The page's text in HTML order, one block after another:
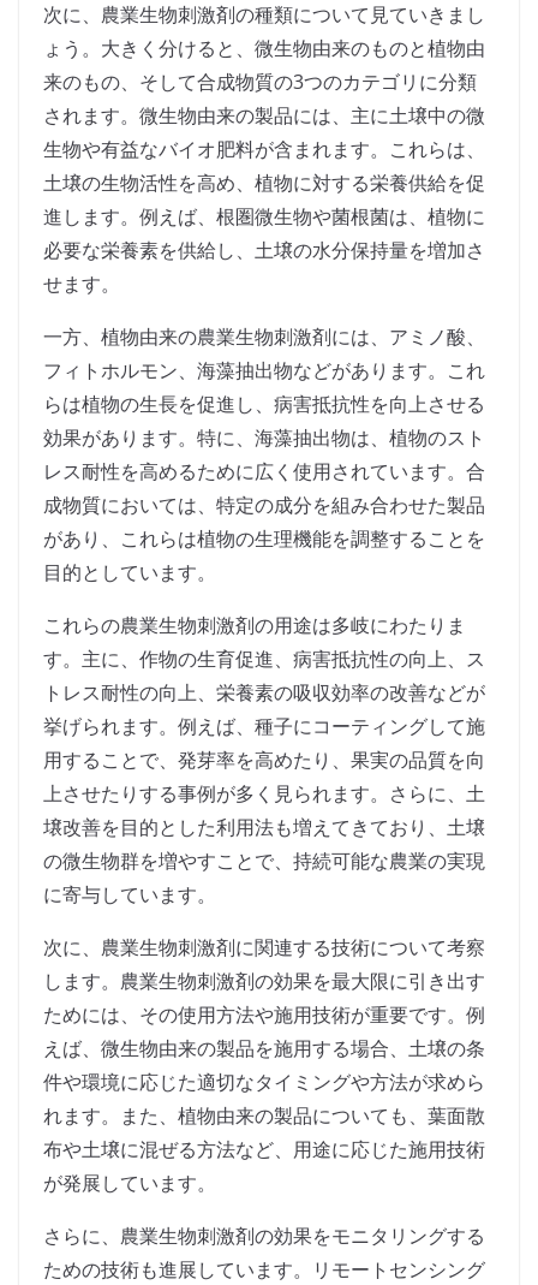
次に、農業生物刺激剤の種類について見ていきまし
ょう。大きく分けると、微生物由来のものと植物由
来のもの、そして合成物質の3つのカテゴリに分類
されます。微生物由来の製品には、主に土壌中の微
生物や有益なバイオ肥料が含まれます。これらは、
土壌の生物活性を高め、植物に対する栄養供給を促
進します。例えば、根圏微生物や菌根菌は、植物に
必要な栄養素を供給し、土壌の水分保持量を増加さ
せます。
一方、植物由来の農業生物刺激剤には、アミノ酸、
フィトホルモン、海藻抽出物などがあります。これ
らは植物の生長を促進し、病害抵抗性を向上させる
効果があります。特に、海藻抽出物は、植物のスト
レス耐性を高めるために広く使用されています。合
成物質においては、特定の成分を組み合わせた製品
があり、これらは植物の生理機能を調整することを
目的としています。
これらの農業生物刺激剤の用途は多岐にわたりま
す。主に、作物の生育促進、病害抵抗性の向上、ス
トレス耐性の向上、栄養素の吸収効率の改善などが
挙げられます。例えば、種子にコーティングして施
用することで、発芽率を高めたり、果実の品質を向
上させたりする事例が多く見られます。さらに、土
壌改善を目的とした利用法も増えてきており、土壌
の微生物群を増やすことで、持続可能な農業の実現
に寄与しています。
次に、農業生物刺激剤に関連する技術について考察
します。農業生物刺激剤の効果を最大限に引き出す
ためには、その使用方法や施用技術が重要です。例
えば、微生物由来の製品を施用する場合、土壌の条
件や環境に応じた適切なタイミングや方法が求めら
れます。また、植物由来の製品についても、葉面散
布や土壌に混ぜる方法など、用途に応じた施用技術
が発展しています。
さらに、農業生物刺激剤の効果をモニタリングする
ための技術も進展しています。リモートセンシング